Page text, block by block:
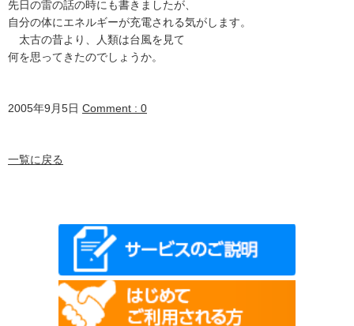
先日の雷の話の時にも書きましたが、
自分の体にエネルギーが充電される気がします。
太古の昔より、人類は台風を見て
何を思ってきたのでしょうか。
2005年9月5日 Comment : 0
一覧に戻る